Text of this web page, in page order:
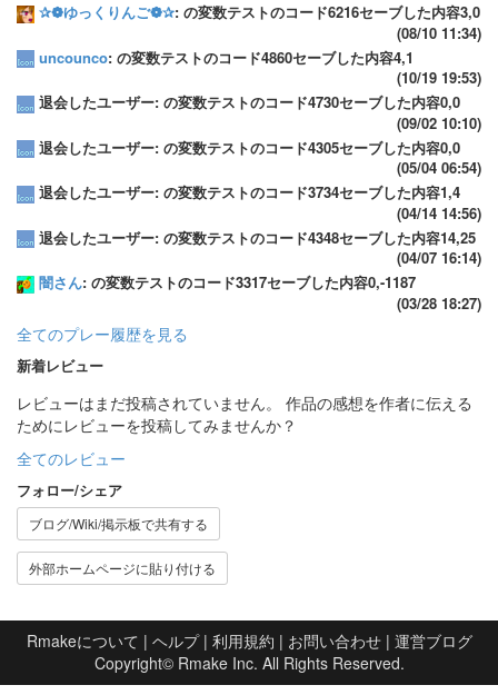
✰❁ゆっくりんご❁✰: の変数テストのコード6216セーブした内容3,0
(08/10 11:34)
uncounco: の変数テストのコード4860セーブした内容4,1
(10/19 19:53)
退会したユーザー: の変数テストのコード4730セーブした内容0,0
(09/02 10:10)
退会したユーザー: の変数テストのコード4305セーブした内容0,0
(05/04 06:54)
退会したユーザー: の変数テストのコード3734セーブした内容1,4
(04/14 14:56)
退会したユーザー: の変数テストのコード4348セーブした内容14,25
(04/07 16:14)
闇さん: の変数テストのコード3317セーブした内容0,-1187
(03/28 18:27)
全てのプレー履歴を見る
新着レビュー
レビューはまだ投稿されていません。 作品の感想を作者に伝える
ためにレビューを投稿してみませんか？
全てのレビュー
フォロー/シェア
ブログ/Wiki/掲示板で共有する
外部ホームページに貼り付ける
Rmakeについて | ヘルプ| 利用規約 | お問い合わせ| 運営ブログ
Copyright© Rmake Inc. All Rights Reserved.